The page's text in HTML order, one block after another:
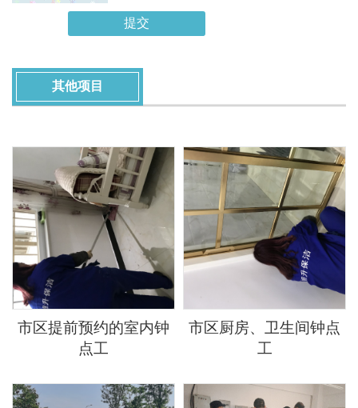
提交
其他项目
市区提前预约的室内钟
点工
市区厨房、卫生间钟点
工